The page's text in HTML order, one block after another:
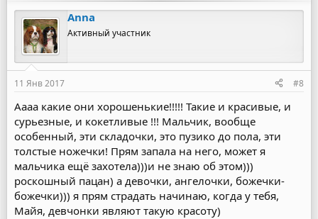
Anna
Активный участник
11 Янв 2017 #8
Аааа какие они хорошенькие!!!!! Такие и красивые, и
сурьезные, и кокетливые !!! Мальчик, вообще
особенный, эти складочки, это пузико до пола, эти
толстые ножечки! Прям запала на него, может я
мальчика ещё захотела)))и не знаю об этом)))
роскошный пацан) а девочки, ангелочки, божечки-
божечки))) я прям страдать начинаю, когда у тебя,
Майя, девчонки являют такую красоту)